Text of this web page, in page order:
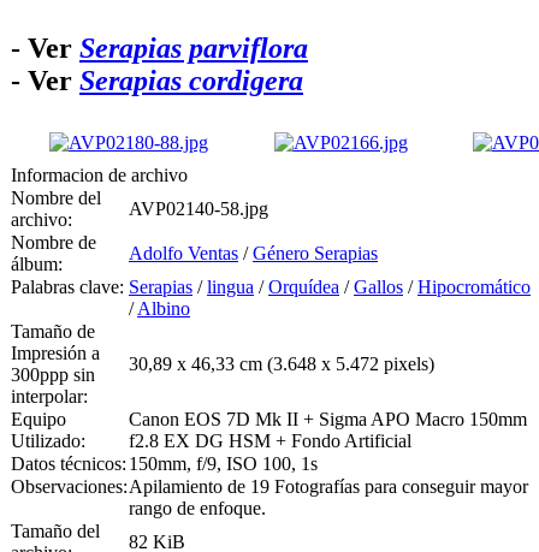
- Ver Serapias parviflora
- Ver Serapias cordigera
Informacion de archivo
Nombre del
archivo:
AVP02140-58.jpg
Nombre de
álbum:
Adolfo Ventas /Género Serapias
Palabras clave: Serapias /lingua /Orquídea /Gallos /Hipocromático
/Albino
Tamaño de
Impresión a
300ppp sin
interpolar:
30,89 x 46,33 cm (3.648 x 5.472 pixels)
Equipo
Utilizado:
Canon EOS 7D Mk II + Sigma APO Macro 150mm
f2.8 EX DG HSM + Fondo Artificial
Datos técnicos: 150mm, f/9, ISO 100, 1s
Observaciones:Apilamiento de 19 Fotografías para conseguir mayor
rango de enfoque.
Tamaño del
82 KiB